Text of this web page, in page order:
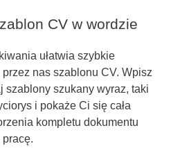
CV w wordzie
ułatwia szybkie
nas szablonu CV. Wpisz
szablony szukany wyraz, taki
i pokaże Ci się cała
kompletu dokumentu